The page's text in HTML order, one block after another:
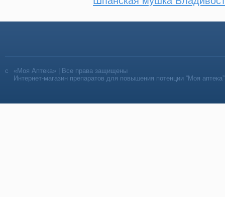
«Моя Аптека» | Все права защищены
Интернет-магазин препаратов для повышения потенции “Моя